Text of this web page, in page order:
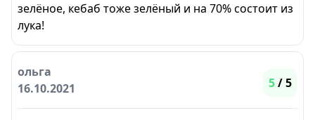
зелёное, кебаб тоже зелёный и на 70% состоит из
лука!
ольга
16.10.2021
5/ 5